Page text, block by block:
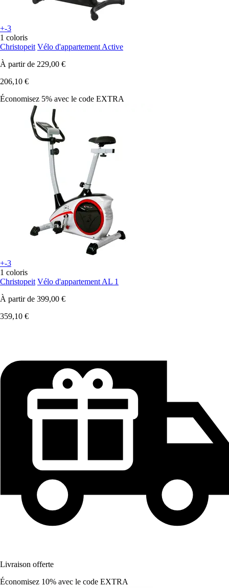
+-3
1 coloris
Christopeit Vélo d'appartement Active
À partir de 229,00 €
206,10 €
Économisez 5% avec le code EXTRA
+-3
1 coloris
Christopeit Vélo d'appartement AL 1
À partir de 399,00 €
359,10 €
Livraison offerte
Économisez 10% avec le code EXTRA